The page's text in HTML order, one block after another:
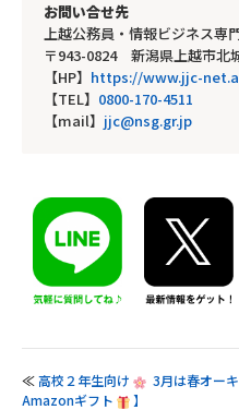
お問い合せ先
上越公務員・情報ビジネス専
〒943-0824 新潟県上越市北
【HP】 https://www.jjc-
【TEL】 0800-170-4511
【mail】 jjc@nsg.gr.jp
≪高校２年生向け
3月は春オー
Amazonギフト
】